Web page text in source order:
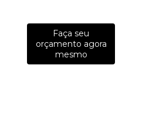
Faça seu
orçamento agora
mesmo